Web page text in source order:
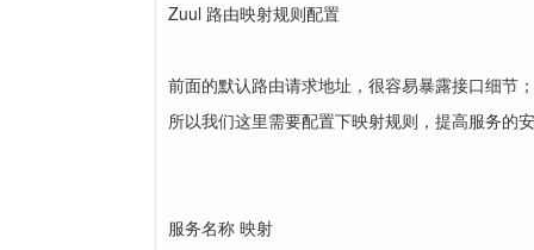
Zuul 路由映射规则配置
前面的默认路由请求地址，很容易暴露接口细节；
所以我们这里需要配置下映射规则，提高服务的
服务名称 映射